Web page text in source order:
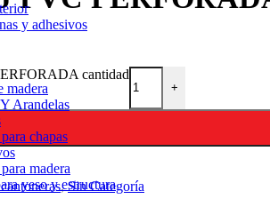
y adhesivos
madera
Arandelas
chapas
madera
yeso y estructura
cantidad
+
, Sin Categoría